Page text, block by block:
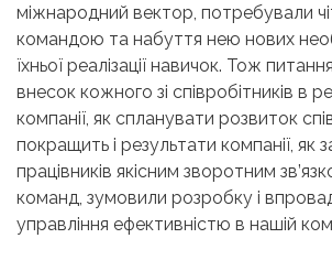
міжнародний вектор, потребували
командою та набуття нею нових
їхньої реалізації навичок. Тож
внесок кожного зі співробітників в
компанії, як спланувати розвиток
покращить і результати компанії, як
працівників якісним зворотним
команд, зумовили розробку і
управління ефективністю в нашій